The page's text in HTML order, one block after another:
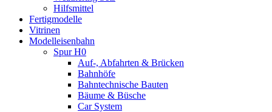
Hilfsmittel
Fertigmodelle
Vitrinen
Modelleisenbahn
Spur H0
Auf-, Abfahrten & Brücken
Bahnhöfe
Bahntechnische Bauten
Bäume & Büsche
Car System